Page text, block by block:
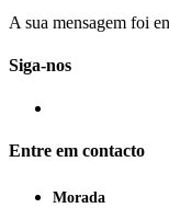
A sua mensagem foi
Siga-nos
Entre em contacto
Morada